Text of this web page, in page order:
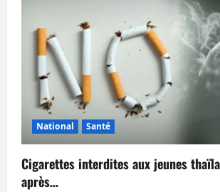
National Santé
Cigarettes interdites aux jeunes
après…